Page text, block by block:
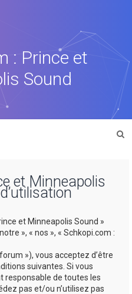
: Prince et
Sound
et Minneapolis
et Minneapolis Sound »
», « nos », « Schkopi.com :
»), vous acceptez d’être
suivantes. Si vous
responsable de toutes les
pas et/ou n’utilisez pas